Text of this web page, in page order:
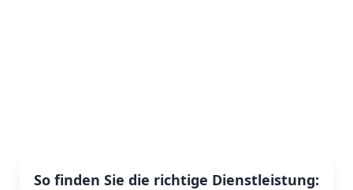
So finden Sie die richtige Dienstleistung: